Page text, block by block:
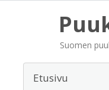
Suomen